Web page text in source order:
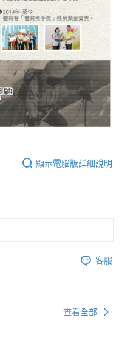
顯示電腦版詳細說明
客服
查看全部